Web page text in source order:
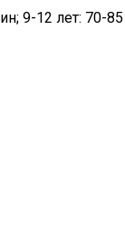
9-12 лет: 70-85